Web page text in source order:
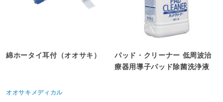
綿ホータイ耳付（オオサキ）
オオサキメディカル
パッド・クリーナー 低周波治
療器用導子パッド除菌洗浄液